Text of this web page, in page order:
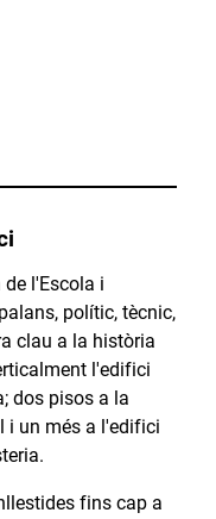
l'Escola i
polític, tècnic,
clau a la història
l'edifici
dos pisos a la
i un més a l'edifici
fins cap a